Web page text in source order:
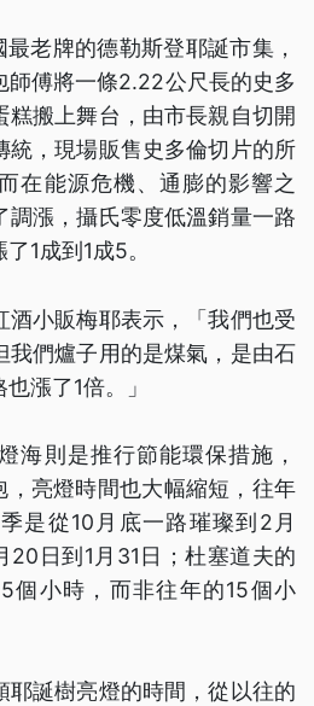
老牌的德勒斯登耶誕市集，
師傅將一條2.22公尺長的史多
糕搬上舞台，由市長親自切開
統，現場販售史多倫切片的所
在能源危機、通膨的影響之
調漲，攝氏零度低溫銷量一路
1成到1成5。
酒小販梅耶表示，「我們也受
我們爐子用的是煤氣，是由石
漲了1倍。」
海則是推行節能環保措施，
，亮燈時間也大幅縮短，往年
是從10月底一路璀璨到2月
20日到1月31日；杜塞道夫的
個小時，而非往年的15個小
耶誕樹亮燈的時間，從以往的